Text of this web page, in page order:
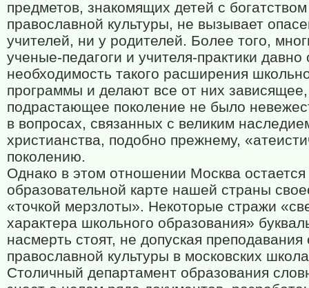
предметов, знакомящих детей с богатством
православной культуры, не вызывает
учителей, ни у родителей. Более того,
ученые-педагоги и учителя-практики давно
необходимость такого расширения
программы и делают все от них
подрастающее поколение не было
в вопросах, связанных с великим
христианства, подобно прежнему,
поколению.
Однако в этом отношении Москва остается
образовательной карте нашей страны
«точкой мерзлоты». Некоторые стражи
характера школьного образования»
насмерть стоят, не допуская преподавания
православной культуры в московских
Столичный департамент образования